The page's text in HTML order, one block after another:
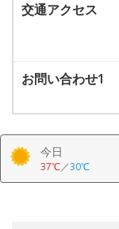
交通アクセス
お問い合わせ1
今日
37℃／30℃